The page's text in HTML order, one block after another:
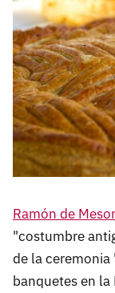
Ramón de
"costumbre
de la
banquetes en